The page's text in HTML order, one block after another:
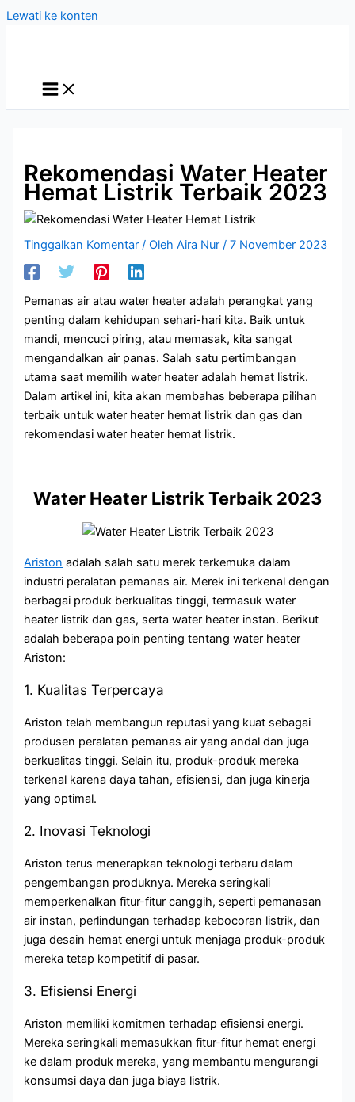
Lewati ke konten
Rekomendasi Water Heater
Hemat Listrik Terbaik 2023
Tinggalkan Komentar / OlehAira Nur/7 November 2023
Pemanas air atau water heater adalah perangkat yang
penting dalam kehidupan sehari-hari kita. Baik untuk
mandi, mencuci piring, atau memasak, kita sangat
mengandalkan air panas. Salah satu pertimbangan
utama saat memilih water heater adalah hemat listrik.
Dalam artikel ini, kita akan membahas beberapa pilihan
terbaik untuk water heater hemat listrik dan gas dan
rekomendasi water heater hemat listrik.
Water Heater Listrik Terbaik 2023
Ariston adalah salah satu merek terkemuka dalam
industri peralatan pemanas air. Merek ini terkenal dengan
berbagai produk berkualitas tinggi, termasuk water
heater listrik dan gas, serta water heater instan. Berikut
adalah beberapa poin penting tentang water heater
Ariston:
1. Kualitas Terpercaya
Ariston telah membangun reputasi yang kuat sebagai
produsen peralatan pemanas air yang andal dan juga
berkualitas tinggi. Selain itu, produk-produk mereka
terkenal karena daya tahan, efisiensi, dan juga kinerja
yang optimal.
2. Inovasi Teknologi
Ariston terus menerapkan teknologi terbaru dalam
pengembangan produknya. Mereka seringkali
memperkenalkan fitur-fitur canggih, seperti pemanasan
air instan, perlindungan terhadap kebocoran listrik, dan
juga desain hemat energi untuk menjaga produk-produk
mereka tetap kompetitif di pasar.
3. Efisiensi Energi
Ariston memiliki komitmen terhadap efisiensi energi.
Mereka seringkali memasukkan fitur-fitur hemat energi
ke dalam produk mereka, yang membantu mengurangi
konsumsi daya dan juga biaya listrik.